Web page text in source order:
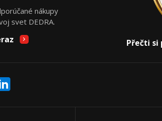
nákupy
svet DEDRA.
Přečti si